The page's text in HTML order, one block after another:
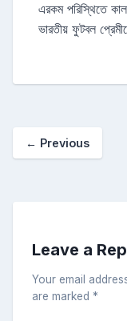
এরকম পরিস্থিতে
ভারতীয় ফুটবল
← Previous
Leave a
Your email
are marked *